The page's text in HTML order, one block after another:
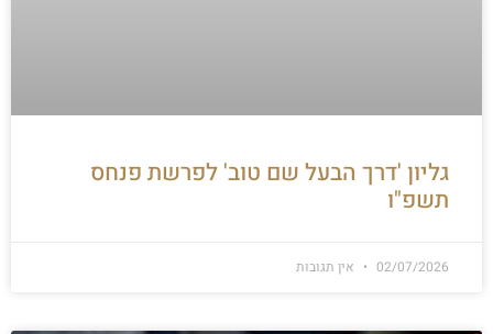
גליון 'דרך הבעל שם טוב' לפרשת פנחס
תשפ"ו
02/07/2026 אין תגובות